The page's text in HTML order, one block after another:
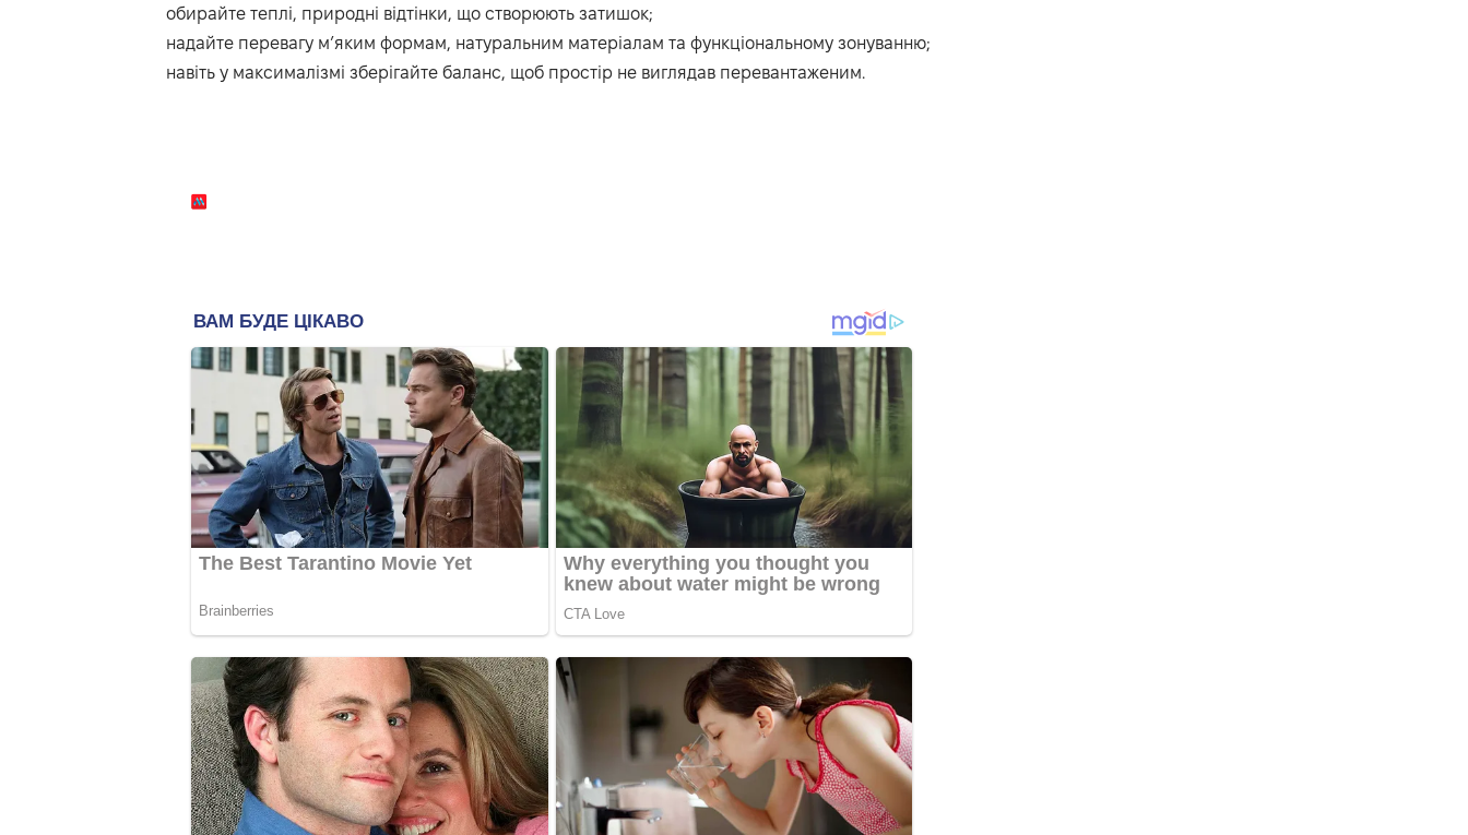
обирайте теплі, природні відтінки, що створюють затишок;
надайте перевагу м’яким формам, натуральним матеріалам та функціональному зонуванню;
навіть у максималізмі зберігайте баланс, щоб простір не виглядав перевантаженим.